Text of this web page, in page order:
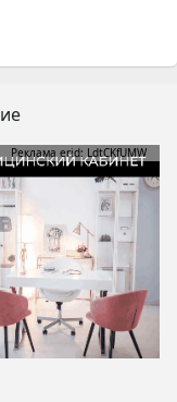
Реклама erid: LdtCKfUMW